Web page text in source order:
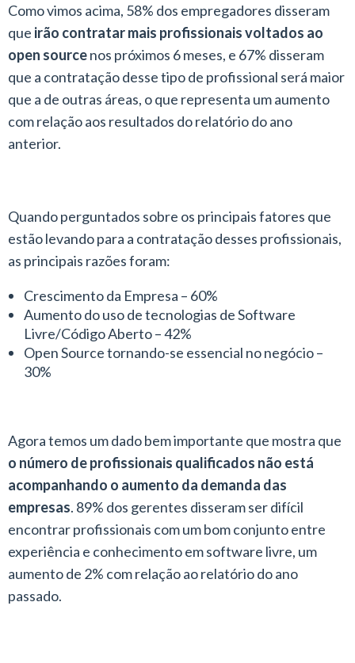
Como vimos acima, 58% dos empregadores disseram
que irão contratar mais profissionais voltados ao
open sourcenos próximos 6 meses, e 67% disseram
que a contratação desse tipo de profissional será maior
que a de outras áreas, o que representa um aumento
com relação aos resultados do relatório do ano
anterior.
Quando perguntados sobre os principais fatores que
estão levando para a contratação desses profissionais,
as principais razões foram:
Crescimento da Empresa – 60%
Aumento do uso de tecnologias de Software
Livre/Código Aberto – 42%
Open Source tornando-se essencial no negócio –
30%
Agora temos um dado bem importante que mostra que
o número de profissionais qualificados não está
acompanhando o aumento da demanda das
empresas. 89% dos gerentes disseram ser difícil
encontrar profissionais com um bom conjunto entre
experiência e conhecimento em software livre, um
aumento de 2% com relação ao relatório do ano
passado.